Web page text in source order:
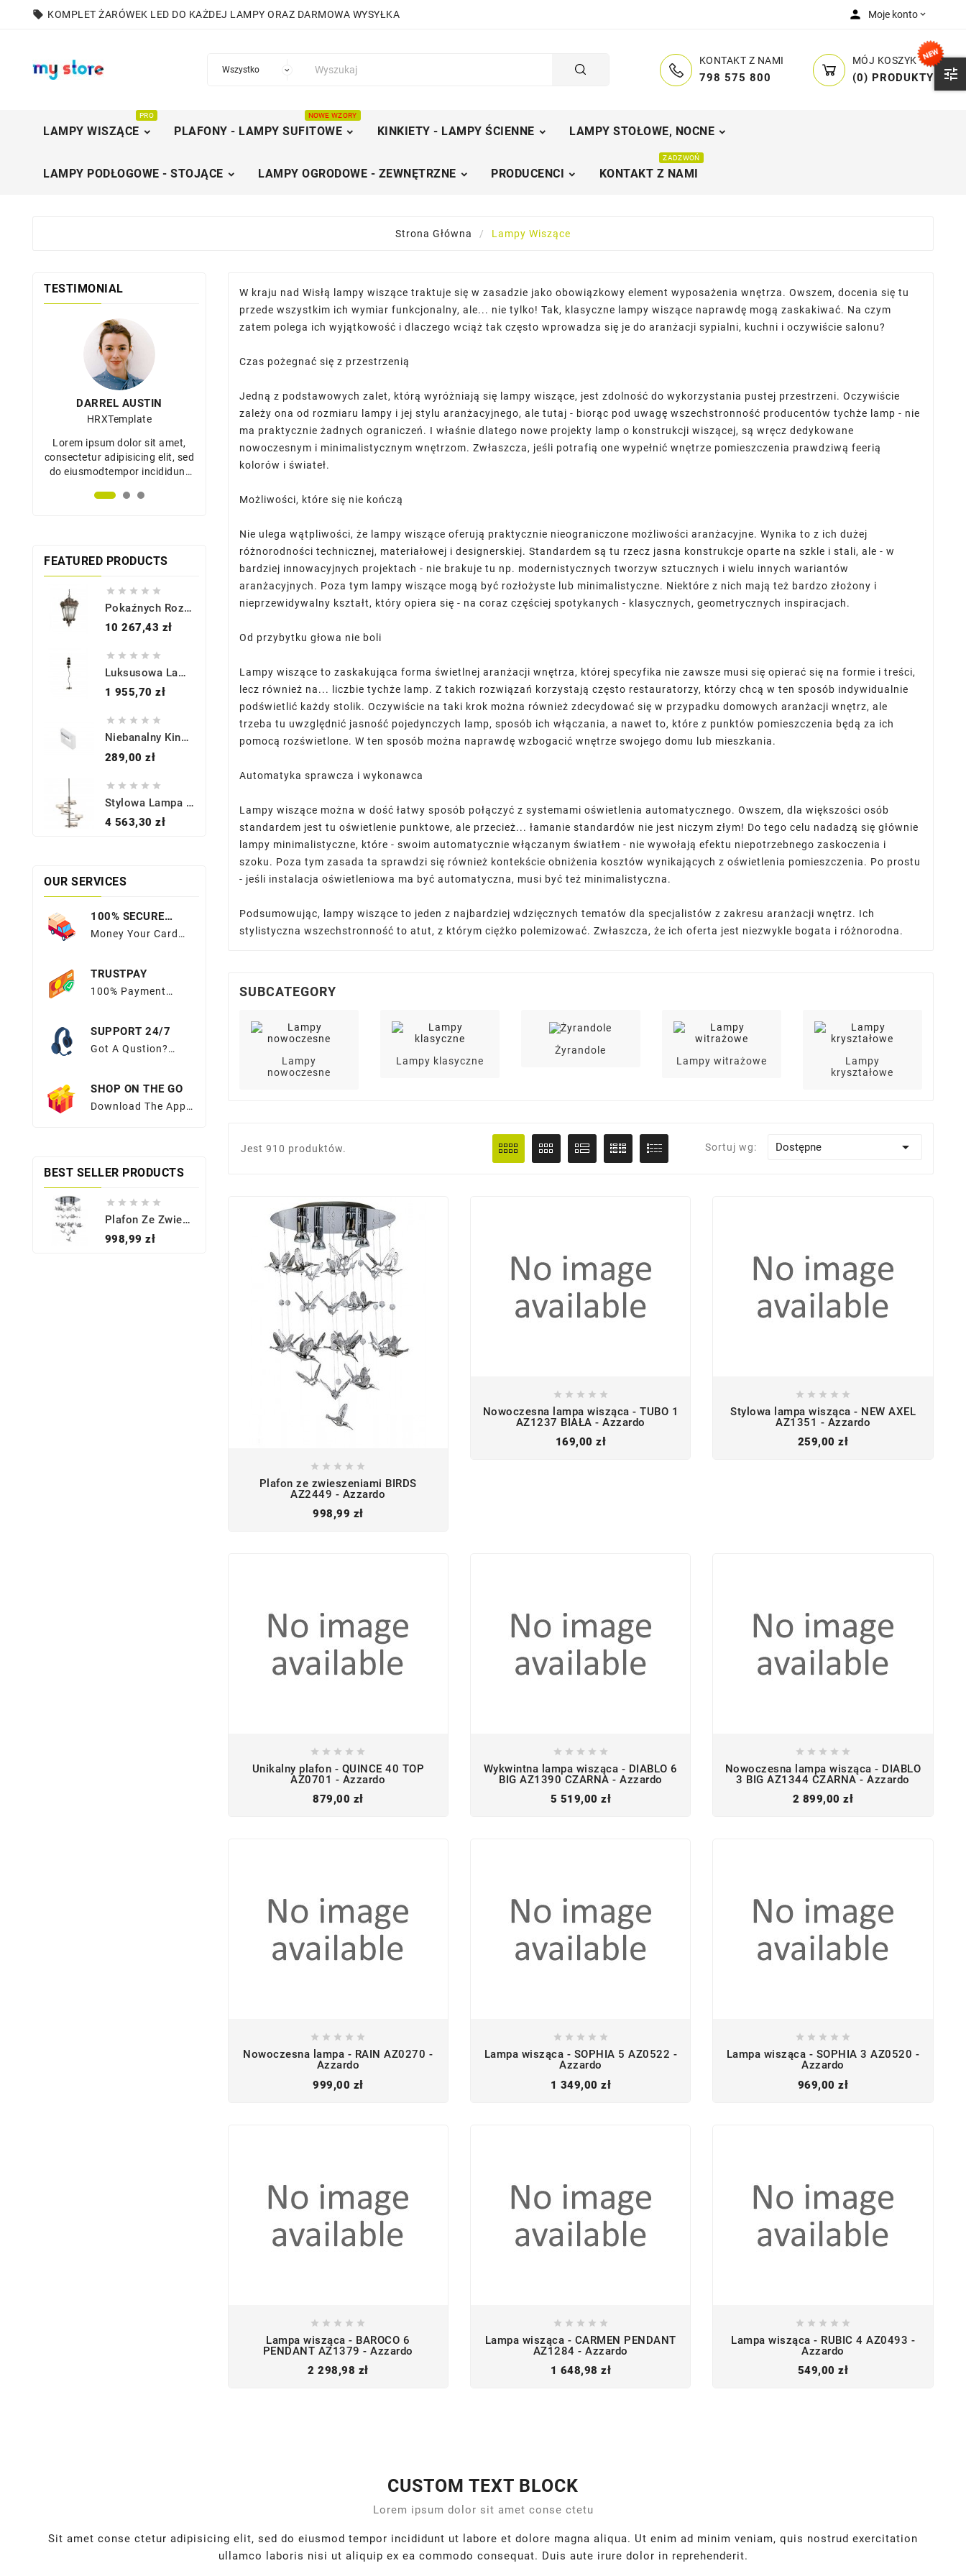

local_offer KOMPLET ŻARÓWEK LED DO KAŻDEJ LAMPY ORAZ DARMOWA WYSYŁKA person Moje konto 
KONTAKT Z NAMI
798 575 800
MÓJ KOSZYK
(0) PRODUKTY
LAMPY WISZĄCE
PRO
PLAFONY - LAMPY SUFITOWE
NOWE WZORY
KINKIETY - LAMPY ŚCIENNE LAMPY STOŁOWE, NOCNE
LAMPY PODŁOGOWE - STOJĄCE LAMPY OGRODOWE - ZEWNĘTRZNE PRODUCENCI KONTAKT Z NAMI
ZADZWOŃ
Strona Główna Lampy Wiszące
TESTIMONIAL
DARREL AUSTIN
HRXTemplate
Lorem ipsum dolor sit amet,
consectetur adipisicing elit, sed
do eiusmodtempor incididunt
aliqua.
DARREL AUSTIN
HRXTemplate
Lorem ipsum dolor sit amet,
consectetur adipisicing elit, sed
do eiusmodtempor incididunt
aliqua.
DARREL AUSTIN
HRXTemplate
Lorem ipsum dolor sit amet,
consectetur adipisicing elit, sed
DARREL AUSTIN
HRXTemplate
Lorem ipsum dolor sit amet,
consectetur adipisicing elit, sed
DARREL AUSTIN
HRXTemplate
Lorem ipsum dolor sit amet,
consectetur adipisicing elit, sed
FEATURED PRODUCTS
    
Pokaźnych Rozmiarów Lampa - KL-TOURNAI8G-XL - Kichler
10 267,43 złCena
    
Luksusowa Lampa Stojąca - FB-LA-FLEUR-FL - Flambeau
1 955,70 złCena
    
Niebanalny Kinkiet - FRAME WALL AZ2134 BIAŁY - Azzardo
289,00 złCena
    
Stylowa Lampa Wisząca - KL-ALEEKA5A - Kichler
4 563,30 złCena
OUR SERVICES
100% SECURE
PAYMENTS
Money Your Card
TRUSTPAY
100% Payment
SUPPORT 24/7
Got A Qustion?
OurFAQs Or Submit
Your Query Here.
SHOP ON THE GO
Download The App
BEST SELLER PRODUCTS
    
Plafon Ze Zwieszeniami BIRDS AZ2449 - Azzardo
998,99 złCena
W kraju nad Wisłą lampy wiszące traktuje się w zasadzie jako obowiązkowy element wyposażenia wnętrza. Owszem, docenia się tu
przede wszystkim ich wymiar funkcjonalny, ale... nie tylko! Tak, klasyczne lampy wiszące naprawdę mogą zaskakiwać. Na czym
zatem polega ich wyjątkowość i dlaczego wciąż tak często wprowadza się je do aranżacji sypialni, kuchni i oczywiście salonu?
Czas pożegnać się z przestrzenią
Jedną z podstawowych zalet, którą wyróżniają się lampy wiszące, jest zdolność do wykorzystania pustej przestrzeni. Oczywiście
zależy ona od rozmiaru lampy i jej stylu aranżacyjnego, ale tutaj - biorąc pod uwagę wszechstronność producentów tychże lamp - nie
ma praktycznie żadnych ograniczeń. I właśnie dlatego nowe projekty lamp o konstrukcji wiszącej, są wręcz dedykowane
nowoczesnym i minimalistycznym wnętrzom. Zwłaszcza, jeśli potrafią one wypełnić wnętrze pomieszczenia prawdziwą feerią
kolorów i świateł.
Możliwości, które się nie kończą
Nie ulega wątpliwości, że lampy wiszące oferują praktycznie nieograniczone możliwości aranżacyjne. Wynika to z ich dużej
różnorodności technicznej, materiałowej i designerskiej. Standardem są tu rzecz jasna konstrukcje oparte na szkle i stali, ale - w
bardziej innowacyjnych projektach - nie brakuje tu np. modernistycznych tworzyw sztucznych i wielu innych wariantów
aranżacyjnych. Poza tym lampy wiszące mogą być rozłożyste lub minimalistyczne. Niektóre z nich mają też bardzo złożony i
nieprzewidywalny kształt, który opiera się - na coraz częściej spotykanych - klasycznych, geometrycznych inspiracjach.
Od przybytku głowa nie boli
Lampy wiszące to zaskakująca forma świetlnej aranżacji wnętrza, której specyfika nie zawsze musi się opierać się na formie i treści,
lecz również na... liczbie tychże lamp. Z takich rozwiązań korzystają często restauratorzy, którzy chcą w ten sposób indywidualnie
podświetlić każdy stolik. Oczywiście na taki krok można również zdecydować się w przypadku domowych aranżacji wnętrz, ale
trzeba tu uwzględnić jasność pojedynczych lamp, sposób ich włączania, a nawet to, które z punktów pomieszczenia będą za ich
pomocą rozświetlone. W ten sposób można naprawdę wzbogacić wnętrze swojego domu lub mieszkania.
Automatyka sprawcza i wykonawca
Lampy wiszące można w dość łatwy sposób połączyć z systemami oświetlenia automatycznego. Owszem, dla większości osób
standardem jest tu oświetlenie punktowe, ale przecież... łamanie standardów nie jest niczym złym! Do tego celu nadadzą się głównie
lampy minimalistyczne, które - swoim automatycznie włączanym światłem - nie wywołają efektu niepotrzebnego zaskoczenia i
szoku. Poza tym zasada ta sprawdzi się również kontekście obniżenia kosztów wynikających z oświetlenia pomieszczenia. Po prostu
- jeśli instalacja oświetleniowa ma być automatyczna, musi być też minimalistyczna.
Podsumowując, lampy wiszące to jeden z najbardziej wdzięcznych tematów dla specjalistów z zakresu aranżacji wnętrz. Ich
stylistyczna wszechstronność to atut, z którym ciężko polemizować. Zwłaszcza, że ich oferta jest niezwykle bogata i różnorodna.
SUBCATEGORY
Lampy
nowoczesne
Lampy klasyczne
Żyrandole
Lampy witrażowe
Lampy
kryształowe
Jest 910 produktów. Sortuj wg: Dostępne 
    
Plafon ze zwieszeniami BIRDS
AZ2449 - Azzardo
998,99 złCena
    
Nowoczesna lampa wisząca - TUBO 1
AZ1237 BIAŁA - Azzardo
169,00 złCena
    
Stylowa lampa wisząca - NEW AXEL
AZ1351 - Azzardo
259,00 złCena
    
Unikalny plafon - QUINCE 40 TOP
AZ0701 - Azzardo
879,00 złCena
    
Wykwintna lampa wisząca - DIABLO 6
BIG AZ1390 CZARNA - Azzardo
5 519,00 złCena
    
Nowoczesna lampa wisząca - DIABLO
3 BIG AZ1344 CZARNA - Azzardo
2 899,00 złCena
    
Nowoczesna lampa - RAIN AZ0270 -
Azzardo
999,00 złCena
    
Lampa wisząca - SOPHIA 5 AZ0522 -
Azzardo
1 349,00 złCena
    
Lampa wisząca - SOPHIA 3 AZ0520 -
Azzardo
969,00 złCena
    
Lampa wisząca - BAROCO 6
PENDANT AZ1379 - Azzardo
2 298,98 złCena
    
Lampa wisząca - CARMEN PENDANT
AZ1284 - Azzardo
1 648,98 złCena
    
Lampa wisząca - RUBIC 4 AZ0493 -
Azzardo
549,00 złCena
CUSTOM TEXT BLOCK
Lorem ipsum dolor sit amet conse ctetu
Sit amet conse ctetur adipisicing elit, sed do eiusmod tempor incididunt ut labore et dolore magna aliqua. Ut enim ad minim veniam, quis nostrud exercitation
ullamco laboris nisi ut aliquip ex ea commodo consequat. Duis aute irure dolor in reprehenderit.